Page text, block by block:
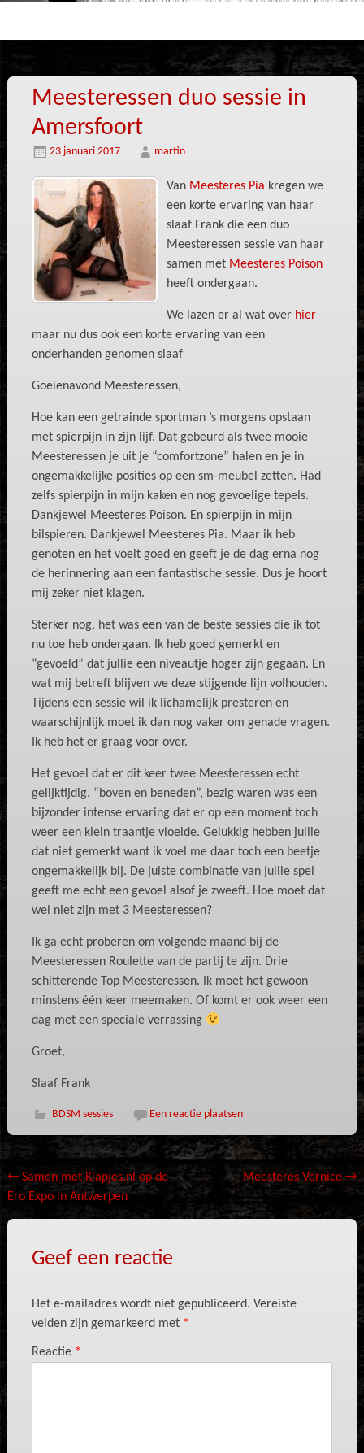
Meesteressen duo sessie in
Amersfoort
23 januari 2017 martin
Van Meesteres Pia kregen we
een korte ervaring van haar
slaaf Frank die een duo
Meesteressen sessie van haar
samen met Meesteres Poison
heeft ondergaan.
We lazen er al wat over hier
maar nu dus ook een korte ervaring van een
onderhanden genomen slaaf
Goeienavond Meesteressen,
Hoe kan een getrainde sportman ’s morgens opstaan
met spierpijn in zijn lijf. Dat gebeurd als twee mooie
Meesteressen je uit je “comfortzone” halen en je in
ongemakkelijke posities op een sm-meubel zetten. Had
zelfs spierpijn in mijn kaken en nog gevoelige tepels.
Dankjewel Meesteres Poison. En spierpijn in mijn
bilspieren. Dankjewel Meesteres Pia. Maar ik heb
genoten en het voelt goed en geeft je de dag erna nog
de herinnering aan een fantastische sessie. Dus je hoort
mij zeker niet klagen.
Sterker nog, het was een van de beste sessies die ik tot
nu toe heb ondergaan. Ik heb goed gemerkt en
“gevoeld” dat jullie een niveautje hoger zijn gegaan. En
wat mij betreft blijven we deze stijgende lijn volhouden.
Tijdens een sessie wil ik lichamelijk presteren en
waarschijnlijk moet ik dan nog vaker om genade vragen.
Ik heb het er graag voor over.
Het gevoel dat er dit keer twee Meesteressen echt
gelijktijdig, “boven en beneden”, bezig waren was een
bijzonder intense ervaring dat er op een moment toch
weer een klein traantje vloeide. Gelukkig hebben jullie
dat niet gemerkt want ik voel me daar toch een beetje
ongemakkelijk bij. De juiste combinatie van jullie spel
geeft me echt een gevoel alsof je zweeft. Hoe moet dat
wel niet zijn met 3 Meesteressen?
Ik ga echt proberen om volgende maand bij de
Meesteressen Roulette van de partij te zijn. Drie
schitterende Top Meesteressen. Ik moet het gewoon
minstens één keer meemaken. Of komt er ook weer een
dag met een speciale verrassing
Groet,
Slaaf Frank
BDSM sessies Een reactie plaatsen
Bericht
navigatie
←Samen met Klapjes.nl op de
Ero Expo in Antwerpen
Meesteres Vernice→
Geef een reactie
Het e-mailadres wordt niet gepubliceerd. Vereiste
velden zijn gemarkeerd met *
Reactie *